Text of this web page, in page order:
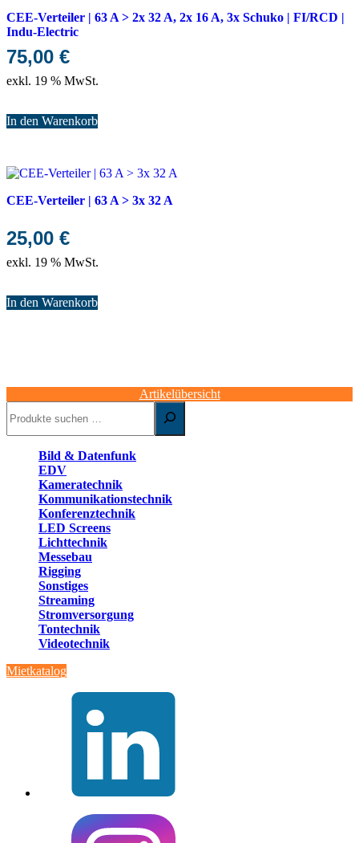
CEE-Verteiler | 63 A > 2x 32 A, 2x 16 A, 3x Schuko | FI/RCD |
Indu-Electric
75,00 €
exkl. 19 % MwSt.
In den Warenkorb
CEE-Verteiler | 63 A > 3x 32 A
25,00 €
exkl. 19 % MwSt.
In den Warenkorb
Artikelübersicht
Bild & Datenfunk
EDV
Kameratechnik
Kommunikationstechnik
Konferenztechnik
LED Screens
Lichttechnik
Messebau
Rigging
Sonstiges
Streaming
Stromversorgung
Tontechnik
Videotechnik
Mietkatalog